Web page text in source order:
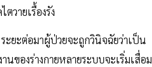
วายเรื้องรัง
ะยะต่อมาผู้ป่วยจะถูกวินิจฉัยว่าเป็น
นของร่างกายหลายระบบจะเริ่มเสื่อม